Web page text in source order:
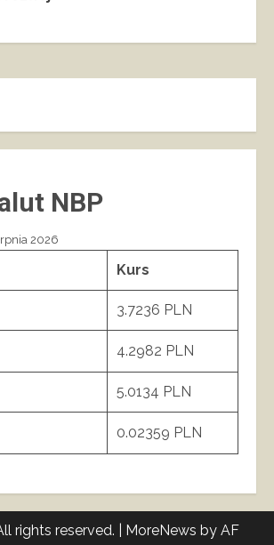
NBP
2026
Kurs
3.7236 PLN
4.2982 PLN
5.0134 PLN
0.02359 PLN
rights reserved. MoreNews by AF